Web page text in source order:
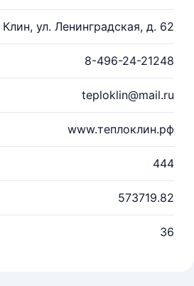
Клин, ул. Ленинградская, д. 62
8-496-24-21248
teploklin@mail.ru
www.теплоклин.рф
444
573719.82
36